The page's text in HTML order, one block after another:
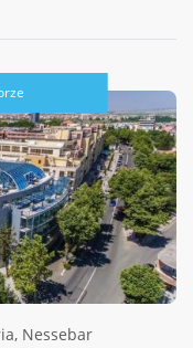
, Nessebar